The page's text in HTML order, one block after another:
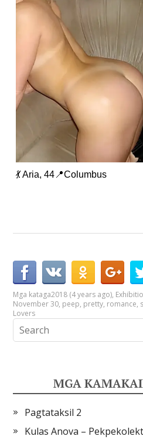
💃 Aria, 44📍Columbus
Mga kataga2018 (4 years ago),
November 30, peep, pretty, romance,
Lovers
MGA
Pagtataksil 2
Kulas Anova –